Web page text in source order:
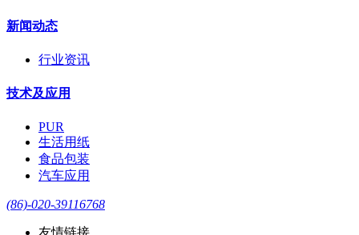
新闻动态
行业资讯
技术及应用
PUR
生活用纸
食品包装
汽车应用
(86)-020-39116768
友情链接